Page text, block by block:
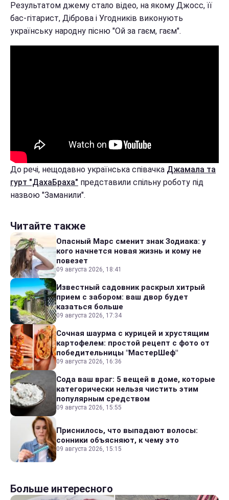
Результатом джему стало відео, на якому Джосс, її
бас-гітарист, Діброва і Угодників виконують
українську народну пісню "Ой за гаєм, гаєм".
До речі, нещодавно українська співачка Джамала та
гурт "ДахаБраха" представили спільну роботу під
назвою "Заманили".
Читайте также
Опасный Марс сменит знак Зодиака: у
кого начнется новая жизнь и кому не
повезет
09 августа 2026, 18:41
Известный садовник раскрыл хитрый
прием с забором: ваш двор будет
казаться больше
09 августа 2026, 17:34
Сочная шаурма с курицей и хрустящим
картофелем: простой рецепт с фото от
победительницы "МастерШеф"
09 августа 2026, 16:36
Сода ваш враг: 5 вещей в доме, которые
категорически нельзя чистить этим
популярным средством
09 августа 2026, 15:55
Приснилось, что выпадают волосы:
сонники объясняют, к чему это
09 августа 2026, 15:15
Больше интересного